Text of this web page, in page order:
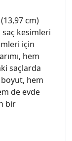
cm)
saç kesimleri
için
hem
saçlarda
hem
de evde
bir